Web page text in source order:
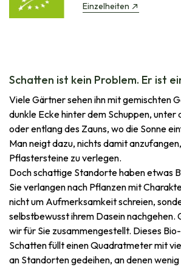
Einzelheiten
Schatten ist kein Problem. Er ist
Viele Gärtner sehen ihn mit gemischten
dunkle Ecke hinter dem Schuppen, unter
oder entlang des Zauns, wo die Sonne
Man neigt dazu, nichts damit
Pflastersteine zu verlegen.
Doch schattige Standorte haben etwas
Sie verlangen nach Pflanzen mit
nicht um Aufmerksamkeit schreien,
selbstbewusst ihrem Dasein nachgehen.
wir für Sie zusammengestellt. Dieses
Schatten füllt einen Quadratmeter mit
an Standorten gedeihen, an denen